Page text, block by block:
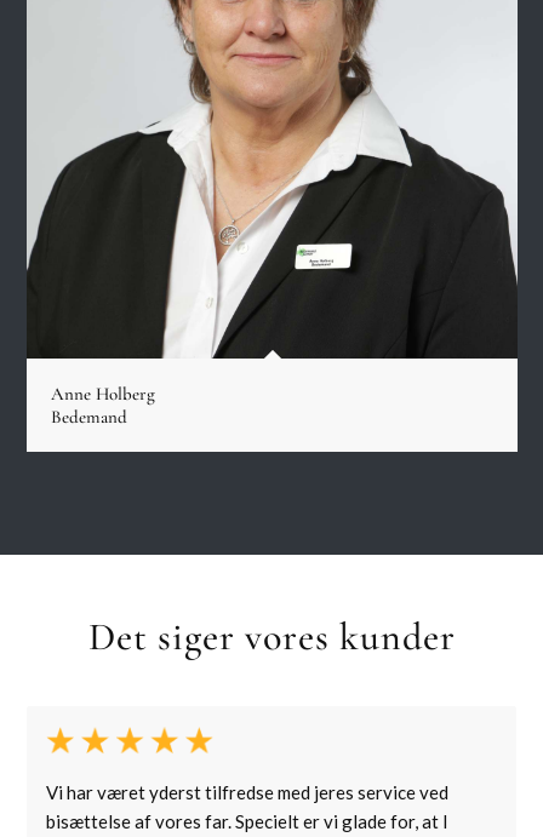
Anne Holberg
Bedemand
Det siger vores kunder
Vi har været yderst tilfredse med jeres service ved
bisættelse af vores far. Specielt er vi glade for, at I